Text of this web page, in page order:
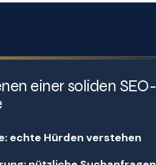
einer soliden SEO-
echte Hürden verstehen